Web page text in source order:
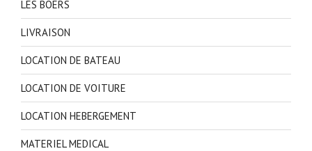
LES BOERS
LIVRAISON
LOCATION DE BATEAU
LOCATION DE VOITURE
LOCATION HEBERGEMENT
MATERIEL MEDICAL